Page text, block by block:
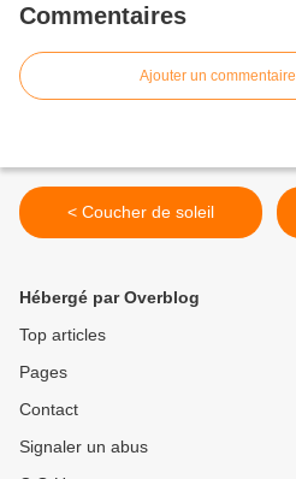
Commentaires
Ajouter un commentaire
< Coucher de soleil
Hébergé par Overblog
Top articles
Pages
Contact
Signaler un abus